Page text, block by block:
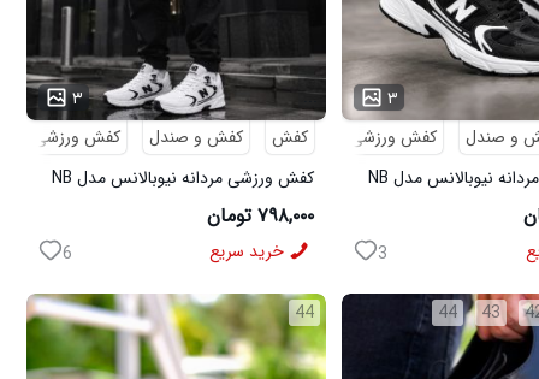
۳
و صندل
کفش ورزشی
کفش ورزشی مردانه نیوبالانس مدل NB
3
۳
...
کفش
کفش و صندل
کفش ورزشی
کفش ورزشی مردانه نیوبالانس مدل NB
سفید
۷۹۸,۰۰۰ تومان
خرید سریع 6
43
44
44